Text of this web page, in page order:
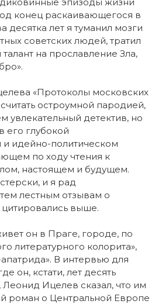
конец раскаивающегося в
десятка лет я туманил мозги
советских людей, тратил
на прославление Зла,
«Протоколы московских
остроумной пародией,
увлекательный детектив, но
его глубокой
и идейно-политическом
по ходу чтения к
настоящем и будущем.
и я рад
лестным отзывам о
выше.
он в Праге, городе, по
литературного колорита»,
В интервью для
он, кстати, лет десять
Леонид Ицелев сказал, что им
роман о Центральной Европе